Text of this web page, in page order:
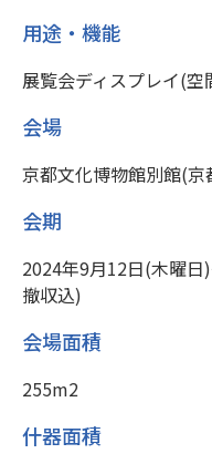
用途・機能
展覧会ディスプレイ(
会場
京都文化博物館別館(京
会期
2024年9月12日(木曜日
撤収込)
会場面積
255m2
什器面積